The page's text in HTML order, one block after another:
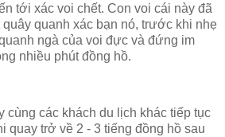
tới xác voi chết. Con voi cái này đã
quanh xác bạn nó, trước khi nhẹ
ngà của voi đực và đứng im
nhiều phút đồng hồ.
cùng các khách du lịch khác tiếp tục
quay trở về 2 - 3 tiếng đồng hồ sau